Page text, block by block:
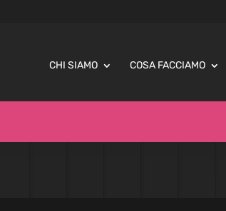
CHI SIAMO COSA FACCIAMO